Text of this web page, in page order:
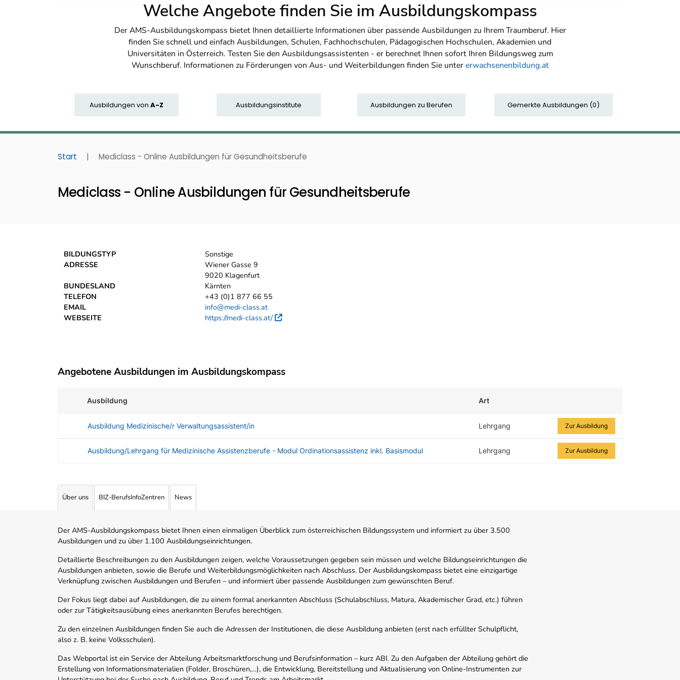
Welche Angebote finden Sie im Ausbildungskompass
Der AMS-Ausbildungskompass bietet Ihnen detaillierte Informationen über passende Ausbildungen zu Ihrem Traumberuf. Hier
finden Sie schnell und einfach Ausbildungen, Schulen, Fachhochschulen, Pädagogischen Hochschulen, Akademien und
Universitäten in Österreich. Testen Sie den Ausbildungsassistenten - er berechnet Ihnen sofort Ihren Bildungsweg zum
Wunschberuf. Informationen zu Förderungen von Aus- und Weiterbildungen finden Sie untererwachsenenbildung.at
Ausbildungen von A-Z Ausbildungsinstitute Ausbildungen zu Berufen Gemerkte Ausbildungen (0)
Start | Mediclass - Online Ausbildungen für Gesundheitsberufe
Mediclass - Online Ausbildungen für Gesundheitsberufe
BILDUNGSTYP
Sonstige
ADRESSE
Wiener Gasse 9
9020 Klagenfurt
BUNDESLAND
Kärnten
TELEFON
+43 (0)1 877 66 55
EMAIL
info@medi-class.at
WEBSEITE
https://medi-class.at/ Externer Link
Angebotene Ausbildungen im Ausbildungskompass
Ausbildung Art
Ausbildung Medizinische/r Verwaltungsassistent/in Lehrgang Zur Ausbildung
Ausbildung/Lehrgang für Medizinische Assistenzberufe - Modul Ordinationsassistenz inkl. Basismodul Lehrgang Zur Ausbildung
Über uns BIZ-BerufsInfoZentren News
Der AMS-Ausbildungskompass bietet Ihnen einen einmaligen Überblick zum österreichischen Bildungssystem und informiert zu über 3.500
Ausbildungen und zu über 1.100 Ausbildungseinrichtungen.
Detaillierte Beschreibungen zu den Ausbildungen zeigen, welche Voraussetzungen gegeben sein müssen und welche Bildungseinrichtungen die
Ausbildungen anbieten, sowie die Berufe und Weiterbildungsmöglichkeiten nach Abschluss. Der Ausbildungskompass bietet eine einzigartige
Verknüpfung zwischen Ausbildungen und Berufen – und informiert über passende Ausbildungen zum gewünschten Beruf.
Der Fokus liegt dabei auf Ausbildungen, die zu einem formal anerkannten Abschluss (Schulabschluss, Matura, Akademischer Grad, etc.) führen
oder zur Tätigkeitsausübung eines anerkannten Berufes berechtigen.
Zu den einzelnen Ausbildungen finden Sie auch die Adressen der Institutionen, die diese Ausbildung anbieten (erst nach erfüllter Schulpflicht,
also z. B. keine Volksschulen).
Das Webportal ist ein Service der Abteilung Arbeitsmarktforschung und Berufsinformation – kurz ABI. Zu den Aufgaben der Abteilung gehört die
Erstellung von Informationsmaterialien (Folder, Broschüren,…), die Entwicklung, Bereitstellung und Aktualisierung von Online-Instrumenten zur